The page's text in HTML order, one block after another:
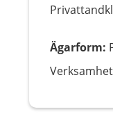
Ägarform: